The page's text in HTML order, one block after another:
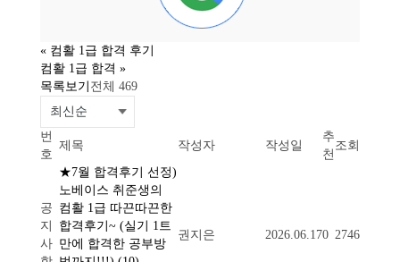
« 컴활 1급 합격 후기
컴활 1급 합격 »
목록보기 전체 469
번
호
제목 작성자 작성일
추
천
조회
공
지
사
★7월 합격후기 선정)
노베이스 취준생의
컴활 1급 따끈따끈한
합격후기~ (실기 1트
만에 합격한 공부방
권지은 2026.06.170 2746